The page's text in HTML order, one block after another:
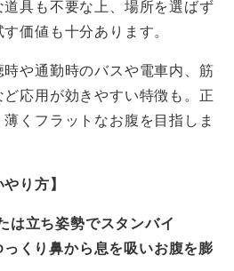
具も不要な上、場所を選ばず
価値も十分あります。
や通勤時のバスや電車内、筋
ど応用が効きやすい特徴も。正
くフラットなお腹を目指しま
り方】
は立ち姿勢でスタンバイ
くり鼻から息を吸いお腹を膨